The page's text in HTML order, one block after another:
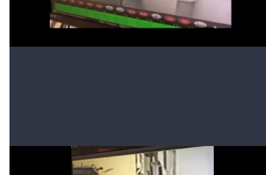
Por lo que pudo averiguar El Litoral, este sujeto fue